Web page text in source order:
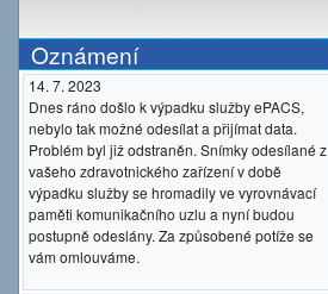
Oznámení
14. 7. 2023
Dnes ráno došlo k výpadku služby ePACS,
nebylo tak možné odesílat a přijímat data.
Problém byl již odstraněn. Snímky odesílané z
vašeho zdravotnického zařízení v době
výpadku služby se hromadily ve vyrovnávací
paměti komunikačního uzlu a nyní budou
postupně odeslány. Za způsobené potíže se
vám omlouváme.